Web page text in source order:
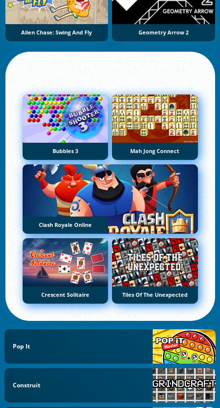
Alien Chase: Swing And Fly Geometry Arrow 2
Bubbles 3 Mah Jong Connect
Clash Royale Online
Crescent Solitaire Tiles Of The Unexpected
Pop It
Construit